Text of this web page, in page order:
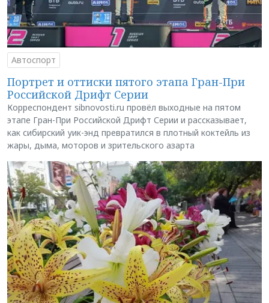
Автоспорт
Портрет и оттиски пятого этапа Гран-При
Российской Дрифт Серии
Корреспондент sibnovosti.ru провёл выходные на пятом
этапе Гран-При Российской Дрифт Серии и рассказывает,
как сибирский уик-энд превратился в плотный коктейль из
жары, дыма, моторов и зрительского азарта